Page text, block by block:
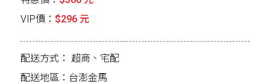
VIP價： $296 元
配送方式： 超商、宅配
配送地區：台澎金馬